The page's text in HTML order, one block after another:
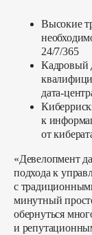
Высокие
24/7/365
Кадровый
дата-
к
от
«Девелопмент
подхода к
с
минутный
обернуться
и
Девелопмент
Девелопмент
Девелопмент
Земельный
Концепция
Prefab-дома для
Маркетинг,
Интерактивные
Архитектура и
Мастер-план
Архитектурно-